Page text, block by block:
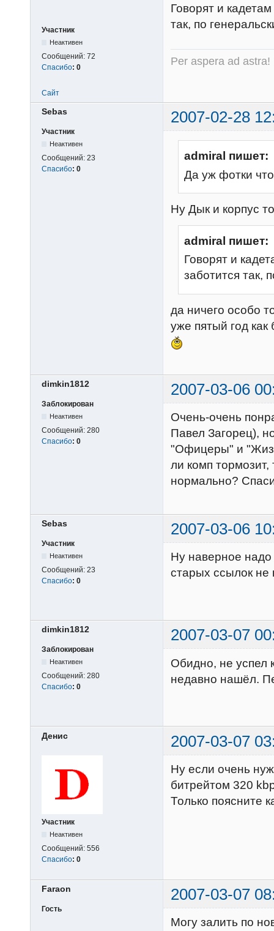
Участник
Неактивен
Сообщений: 72
Спасибо: 0
Говорят и
так, по
Per aspera ad astra!
Сайт
Sebas 2007-02-28
Участник
Неактивен
Сообщений: 23
Спасибо: 0
admiral пишет:
Да уж фотки
Ну Дык и корпус
admiral пишет:
Говорят и
заботится так,
да ничего особо
уже пятый год как
dimkin1812 2007-03-06
Заблокирован
Неактивен
Сообщений: 280
Спасибо: 0
Очень-очень
Павел Загорец),
"Офицеры" и
ли комп
нормально?
Sebas 2007-03-06
Участник
Неактивен
Сообщений: 23
Спасибо: 0
Ну наверное надо
старых ссылок не
dimkin1812 2007-03-07
Заблокирован
Неактивен
Сообщений: 280
Спасибо: 0
Обидно, не успел
недавно нашёл.
Денис 2007-03-07
Участник
Неактивен
Сообщений: 556
Спасибо: 0
Ну если очень
битрейтом 320
Только поясните
Faraon 2007-03-07
Гость
Могу залить по